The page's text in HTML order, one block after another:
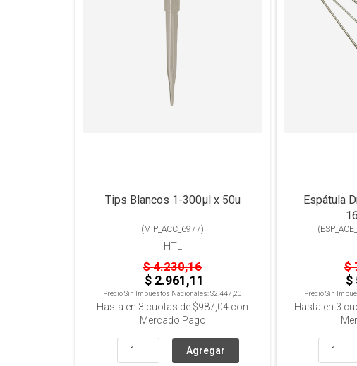
Tips Blancos 1-300µl x 50u
(MIP_ACC_6977)
HTL
$ 4.230,16
$ 2.961,11
Precio Sin Impuestos Nacionales:$2.447,20
Hasta en 3 cuotas de $987,04 con
Mercado Pago
Espátula
(
$
$
Precio Sin
Hasta en 3